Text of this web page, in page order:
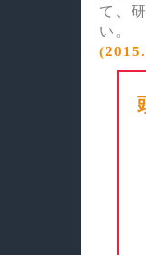
て、
い。